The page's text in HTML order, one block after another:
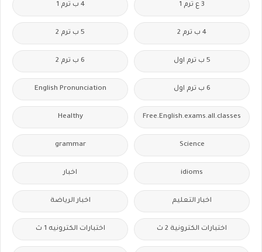
3 ع ترم 1 4 ب ترم 1
4 ب ترم 2 5 ب ترم 2
5 ب ترم اول 6 ب ترم 2
6 ب ترم اول English Pronunciation
Free.English.exams.all.classes
Healthy
Science
grammar
idioms اخبار
اخبار التعليم اخبار الرياضة
اختبارات الكترونية 2 ث اختبارات الكترونيه 1 ث